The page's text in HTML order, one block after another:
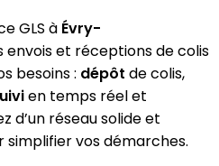
GLS à Évry-
envois et réceptions de colis
besoins : dépôt de colis,
en temps réel et
d’un réseau solide et
simplifier vos démarches.